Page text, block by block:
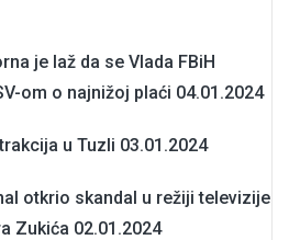
je laž da se Vlada FBiH
om o najnižoj plaći 04.01.2024
u Tuzli 03.01.2024
otkrio skandal u režiji televizije
Zukića 02.01.2024